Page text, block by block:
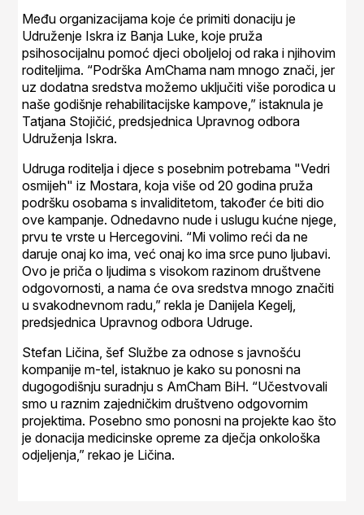
Među organizacijama koje će primiti donaciju je
Udruženje Iskra iz Banja Luke, koje pruža
psihosocijalnu pomoć djeci oboljeloj od raka i njihovim
roditeljima. “Podrška AmChama nam mnogo znači, jer
uz dodatna sredstva možemo uključiti više porodica u
naše godišnje rehabilitacijske kampove,” istaknula je
Tatjana Stojičić, predsjednica Upravnog odbora
Udruženja Iskra.
Udruga roditelja i djece s posebnim potrebama "Vedri
osmijeh" iz Mostara, koja više od 20 godina pruža
podršku osobama s invaliditetom, također će biti dio
ove kampanje. Odnedavno nude i uslugu kućne njege,
prvu te vrste u Hercegovini. “Mi volimo reći da ne
daruje onaj ko ima, već onaj ko ima srce puno ljubavi.
Ovo je priča o ljudima s visokom razinom društvene
odgovornosti, a nama će ova sredstva mnogo značiti
u svakodnevnom radu,” rekla je Danijela Kegelj,
predsjednica Upravnog odbora Udruge.
Stefan Ličina, šef Službe za odnose s javnošću
kompanije m-tel, istaknuo je kako su ponosni na
dugogodišnju suradnju s AmCham BiH. “Učestvovali
smo u raznim zajedničkim društveno odgovornim
projektima. Posebno smo ponosni na projekte kao što
je donacija medicinske opreme za dječja onkološka
odjeljenja,” rekao je Ličina.